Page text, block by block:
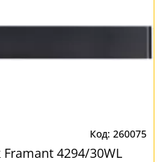
260075
4294/30WL